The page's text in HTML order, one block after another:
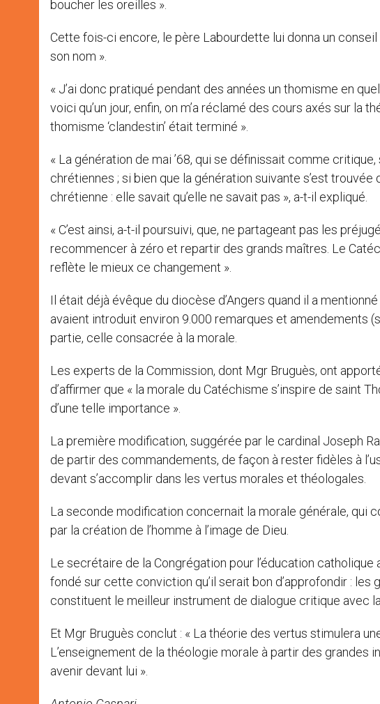
boucher les oreilles ».
Cette fois-ci encore, le père Labourdette lui donna un
son nom ».
« J’ai donc pratiqué pendant des années un thomisme en
voici qu’un jour, enfin, on m’a réclamé des cours axés sur la
thomisme ‘clandestin’ était terminé ».
« La génération de mai ’68, qui se définissait comme
chrétiennes ; si bien que la génération suivante s’est
chrétienne : elle savait qu’elle ne savait pas », a-t-il expliqué.
« C’est ainsi, a-t-il poursuivi, que, ne partageant pas les
recommencer à zéro et repartir des grands maîtres. Le
reflète le mieux ce changement ».
Il était déjà évêque du diocèse d’Angers quand il a
avaient introduit environ 9.000 remarques et amendements
partie, celle consacrée à la morale.
Les experts de la Commission, dont Mgr Bruguès, ont
d’affirmer que « la morale du Catéchisme s’inspire de saint
d’une telle importance ».
La première modification, suggérée par le cardinal Joseph
de partir des commandements, de façon à rester fidèles à
devant s’accomplir dans les vertus morales et théologales.
La seconde modification concernait la morale générale, qui
par la création de l’homme à l’image de Dieu.
Le secrétaire de la Congrégation pour l’éducation
fondé sur cette conviction qu’il serait bon d’approfondir :
constituent le meilleur instrument de dialogue critique avec
Et Mgr Bruguès conclut : « La théorie des vertus stimulera
L’enseignement de la théologie morale à partir des grandes
avenir devant lui ».